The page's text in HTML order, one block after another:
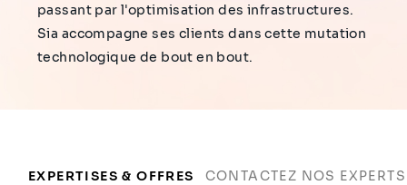
passant par l'optimisation des infrastructures.
Sia accompagne ses clients dans cette mutation
technologique de bout en bout.
EXPERTISES & OFFRES CONTACTEZ NOS EXPERTS